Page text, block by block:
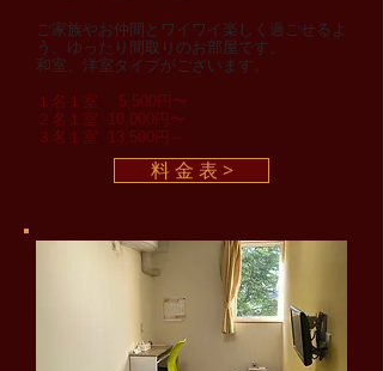
ご家族やお仲間とワイワイ楽しく過ごせるよ
う、ゆったり間取りのお部屋です。
和室、洋室タイプがございます。
１名１室 5,500円〜
２名１室 10,000円〜
３名１室 13,500円～
料 金 表 >